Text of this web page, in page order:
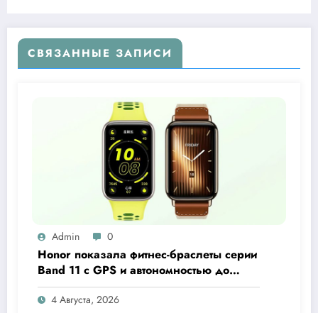
СВЯЗАННЫЕ ЗАПИСИ
Admin 0
Honor показала фитнес-браслеты серии
Band 11 с GPS и автономностью до
26 дней
4 Августа, 2026